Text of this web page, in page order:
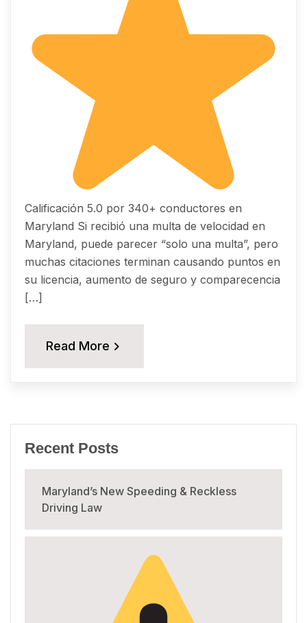
Calificación 5.0 por 340+ conductores en
Maryland Si recibió una multa de velocidad en
Maryland, puede parecer “solo una multa”, pero
muchas citaciones terminan causando puntos en
su licencia, aumento de seguro y comparecencia
[…]
Read More
Recent Posts
Maryland’s New Speeding & Reckless
Driving Law